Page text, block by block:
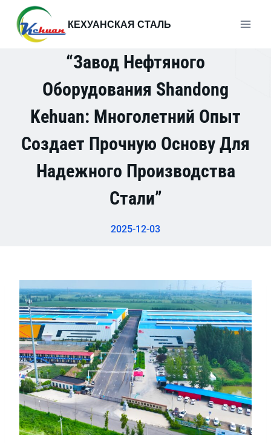
Перейти
содержимому
КЕХУАНСКАЯ СТАЛЬ
“Завод Нефтяного
Оборудования Shandong
Kehuan: Многолетний Опыт
Создает Прочную Основу Для
Надежного Производства
Стали”
2025-12-03